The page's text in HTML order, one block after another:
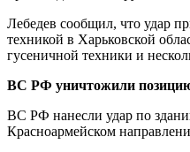
Лебедев сообщил, что удар
техникой в Харьковской
гусеничной техники и
ВС РФ уничтожили
ВС РФ нанесли удар по
Красноармейском